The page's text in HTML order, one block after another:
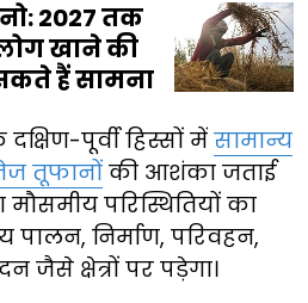
2027 तक
खाने की
हैं सामना
पूर्वी हिस्सों में सामान्य
तूफानों की आशंका जताई
परिस्थितियों का
पालन, निर्माण, परिवहन,
जैसे क्षेत्रों पर पड़ेगा।